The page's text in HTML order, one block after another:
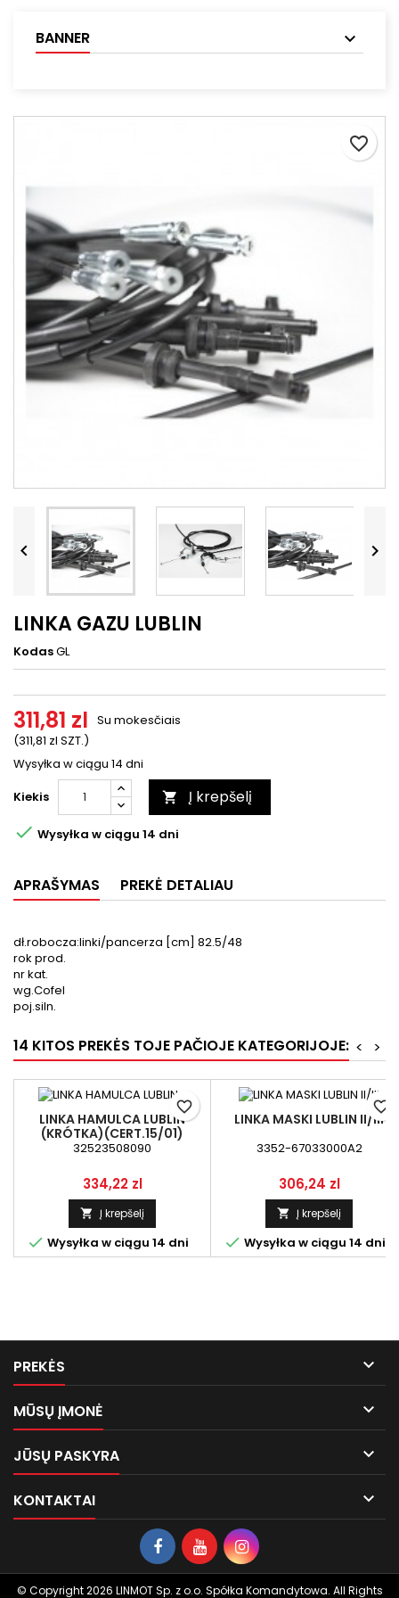
BANNER
favorite_border
 
 
LINKA GAZU LUBLIN
KodasGL
311,81 zl
(311,81 zl SZT.)
Su mokesčiais
Wysyłka w ciągu 14 dni
Kiekis
 Į krepšelį
 Wysyłka w ciągu 14 dni
APRAŠYMAS PREKĖ DETALIAU
dł.robocza:linki/pancerza [cm] 82.5/48
rok prod.
nr kat.
wg.Cofel
poj.siln.
14 KITOS PREKĖS TOJE PAČIOJE KATEGORIJOJE: >
<
LINKA HAMULCA LUBLIN
(KRÓTKA)(CERT.15/01)
32523508090
Kaina
334,22 zl
 Į krepšelį
 Wysyłka w ciągu 14 dni
favorite_border
LINKA MASKI LUBLIN II/III
3352-67033000A2
Kaina
306,24 zl
 Į krepšelį
 Wysyłka w ciągu 14 dni
favorite_border
PREKĖS 
MŪSŲ ĮMONĖ 
JŪSŲ PASKYRA 
KONTAKTAI 
© Copyright 2026 LINMOT Sp. z o.o. Spółka Komandytowa. All Rights